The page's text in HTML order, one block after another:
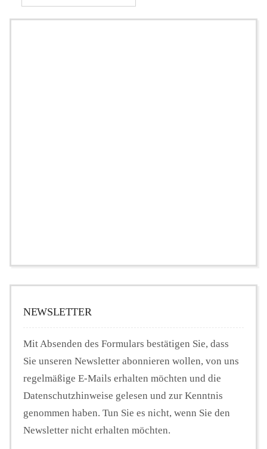
NEWSLETTER
Mit Absenden des Formulars bestätigen Sie, dass
Sie unseren Newsletter abonnieren wollen, von uns
regelmäßige E-Mails erhalten möchten und die
Datenschutzhinweise gelesen und zur Kenntnis
genommen haben. Tun Sie es nicht, wenn Sie den
Newsletter nicht erhalten möchten.